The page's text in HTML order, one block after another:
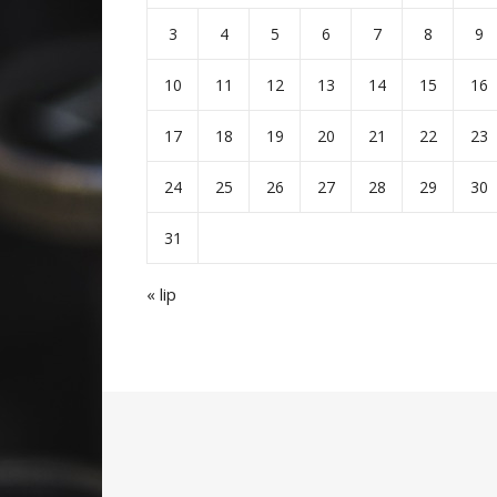
3 4 5 6 7 8 9
10 11 12 13 14 15 16
17 18 19 20 21 22 23
24 25 26 27 28 29 30
31
« lip